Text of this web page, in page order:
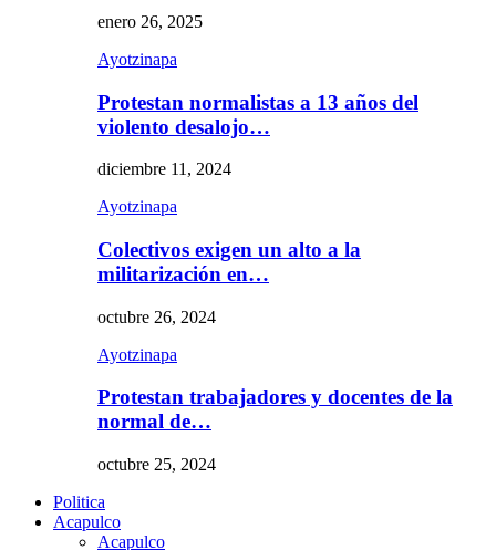
enero 26, 2025
Ayotzinapa
Protestan normalistas a 13 años del
violento desalojo…
diciembre 11, 2024
Ayotzinapa
Colectivos exigen un alto a la
militarización en…
octubre 26, 2024
Ayotzinapa
Protestan trabajadores y docentes de la
normal de…
octubre 25, 2024
Politica
Acapulco
Acapulco